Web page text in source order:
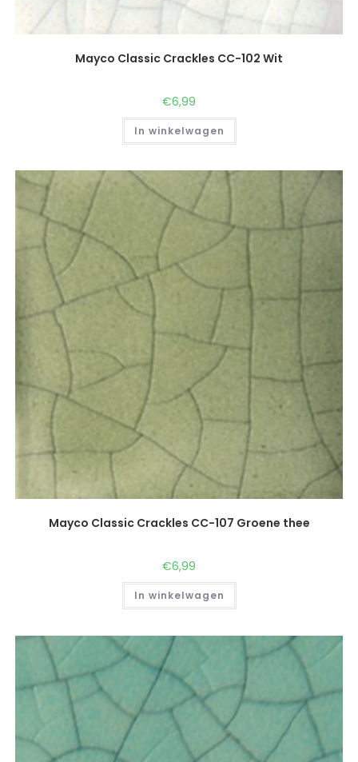
Mayco Classic Crackles CC-102 Wit
€6,99
In winkelwagen
Mayco Classic Crackles CC-107 Groene thee
€6,99
In winkelwagen